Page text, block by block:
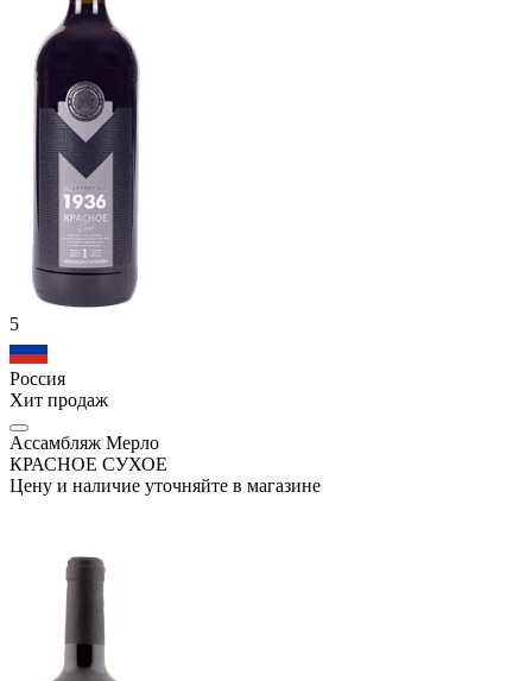
5
Россия
Хит продаж
Ассамбляж Мерло
КРАСНОЕ СУХОЕ
Цену и наличие уточняйте в магазине